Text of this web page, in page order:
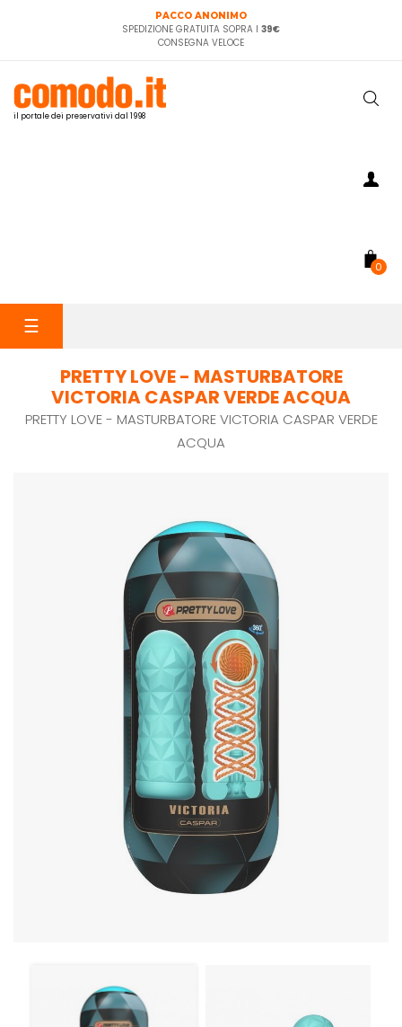
PACCO ANONIMO
SPEDIZIONE GRATUITA SOPRA I 39€
CONSEGNA VELOCE
il portale dei preservativi dal 1998
0
navigazione
☰
PRETTY LOVE - MASTURBATORE
VICTORIA CASPAR VERDE ACQUA
PRETTY LOVE - MASTURBATORE VICTORIA CASPAR VERDE
ACQUA